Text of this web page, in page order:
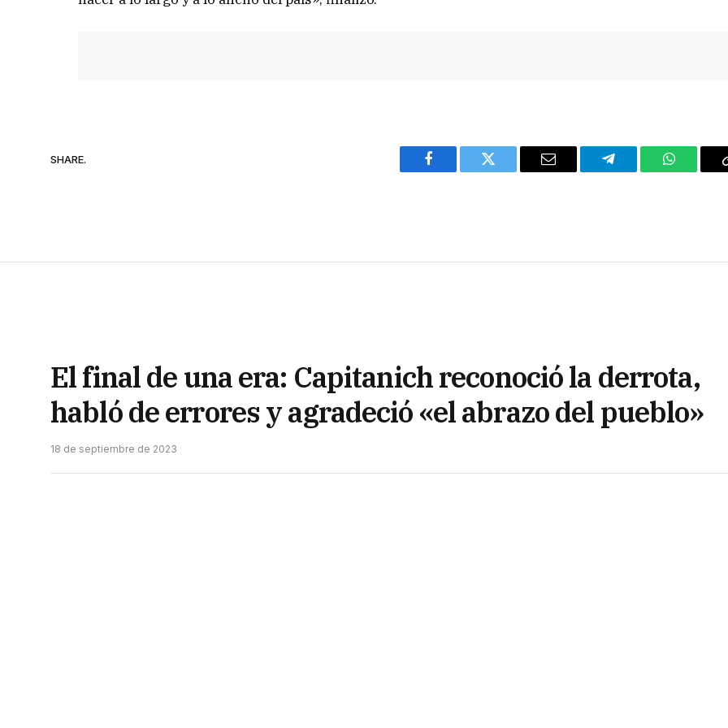
SHARE.
Facebook Twitter Email Telegram
El final de una era: Capitanich reconoció la derrota,
habló de errores y agradeció «el abrazo del pueblo»
18 de septiembre de 2023